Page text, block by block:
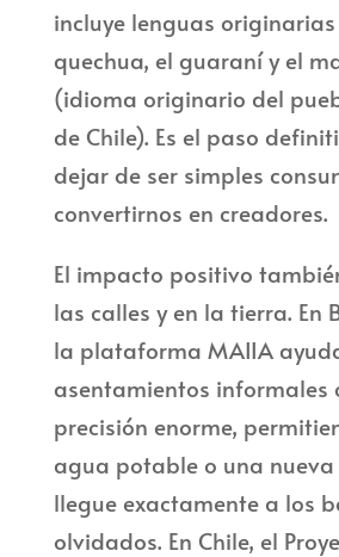
incluye lenguas
quechua, el guaraní y el
(idioma originario del
de Chile). Es el paso
dejar de ser simples
convertirnos en creadores.
El impacto positivo
las calles y en la tierra. En
la plataforma MAIIA
asentamientos informales
precisión enorme,
agua potable o una
llegue exactamente a los
olvidados. En Chile, el